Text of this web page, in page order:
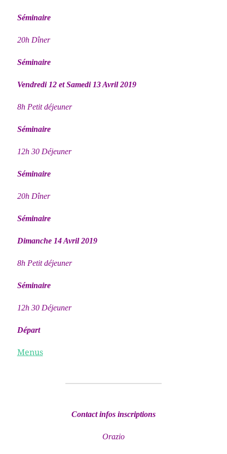
Séminaire
20h Dîner
Séminaire
Vendredi 12 et Samedi 13 Avril 2019
8h Petit déjeuner
Séminaire
12h 30 Déjeuner
Séminaire
20h Dîner
Séminaire
Dimanche 14 Avril 2019
8h Petit déjeuner
Séminaire
12h 30 Déjeuner
Départ
Menus
Contact infos inscriptions
Orazio